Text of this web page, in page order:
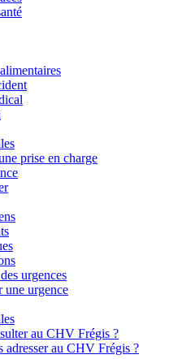
prise en charge
urgences
une urgence
au CHV Frégis ?
adresser au CHV Frégis ?